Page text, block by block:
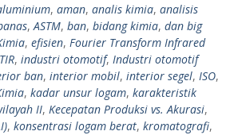
, aman, analis kimia, analisis
, ASTM, ban, bidang kimia, dan big
, efisien, Fourier Transform Infrared
, industri otomotif, Industri otomotif
ban, interior mobil, interior segel, ISO,
, kadar unsur logam, karakteristik
II, Kecepatan Produksi vs. Akurasi,
, konsentrasi logam berat, kromatografi,